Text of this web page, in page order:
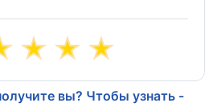
вы? Чтобы узнать -